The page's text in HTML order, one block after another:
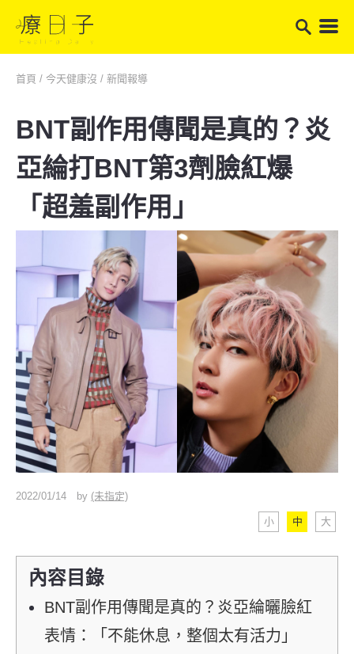
首頁 / 今天健康沒 / 新聞報導
BNT副作用傳聞是真的？炎
亞綸打BNT第3劑臉紅爆
「超羞副作用」
2022/01/14 by (未指定)
小 中 大
內容目錄
BNT副作用傳聞是真的？炎亞綸曬臉紅
表情：「不能休息，整個太有活力」